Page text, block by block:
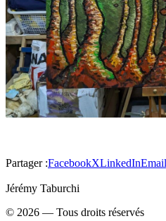
Partager :FacebookXLinkedInEmail
Jérémy Taburchi
© 2026 — Tous droits réservés